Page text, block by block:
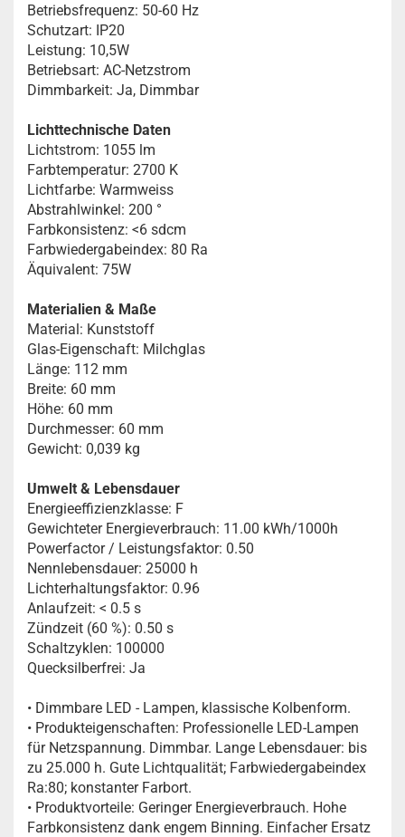
Betriebsfrequenz: 50-60 Hz
Schutzart: IP20
Leistung: 10,5W
Betriebsart: AC-Netzstrom
Dimmbarkeit: Ja, Dimmbar
Lichttechnische Daten
Lichtstrom: 1055 lm
Farbtemperatur: 2700 K
Lichtfarbe: Warmweiss
Abstrahlwinkel: 200 °
Farbkonsistenz: <6 sdcm
Farbwiedergabeindex: 80 Ra
Äquivalent: 75W
Materialien & Maße
Material: Kunststoff
Glas-Eigenschaft: Milchglas
Länge: 112 mm
Breite: 60 mm
Höhe: 60 mm
Durchmesser: 60 mm
Gewicht: 0,039 kg
Umwelt & Lebensdauer
Energieeffizienzklasse: F
Gewichteter Energieverbrauch: 11.00 kWh/1000h
Powerfactor / Leistungsfaktor: 0.50
Nennlebensdauer: 25000 h
Lichterhaltungsfaktor: 0.96
Anlaufzeit: < 0.5 s
Zündzeit (60 %): 0.50 s
Schaltzyklen: 100000
Quecksilberfrei: Ja
• Dimmbare LED - Lampen, klassische Kolbenform.
• Produkteigenschaften: Professionelle LED-Lampen
für Netzspannung. Dimmbar. Lange Lebensdauer: bis
zu 25.000 h. Gute Lichtqualität; Farbwiedergabeindex
Ra:80; konstanter Farbort.
• Produktvorteile: Geringer Energieverbrauch. Hohe
Farbkonsistenz dank engem Binning. Einfacher Ersatz